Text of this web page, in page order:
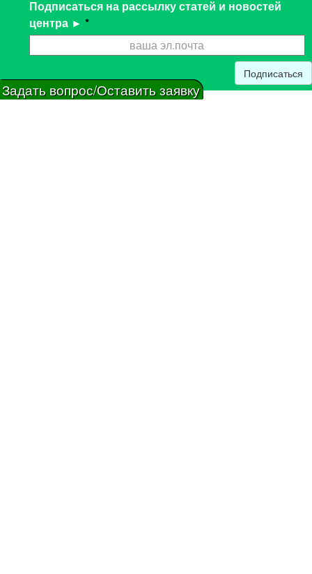
Подписаться на рассылку статей и новостей
центра ► *
Подписаться
Задать вопрос/Оставить заявку